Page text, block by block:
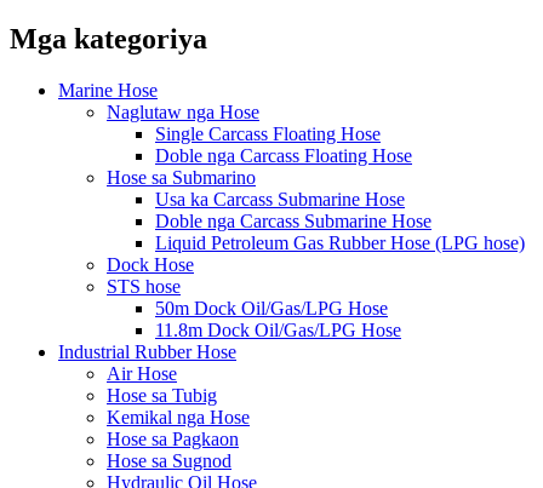
Mga kategoriya
Marine Hose
Naglutaw nga Hose
Single Carcass Floating Hose
Doble nga Carcass Floating Hose
Hose sa Submarino
Usa ka Carcass Submarine Hose
Doble nga Carcass Submarine Hose
Liquid Petroleum Gas Rubber Hose (LPG hose)
Dock Hose
STS hose
50m Dock Oil/Gas/LPG Hose
11.8m Dock Oil/Gas/LPG Hose
Industrial Rubber Hose
Air Hose
Hose sa Tubig
Kemikal nga Hose
Hose sa Pagkaon
Hose sa Sugnod
Hydraulic Oil Hose